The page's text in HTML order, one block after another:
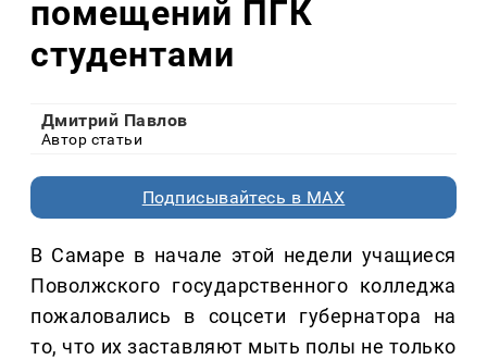
помещений ПГК
студентами
Дмитрий Павлов
Автор статьи
Подписывайтесь в MAX
В Самаре в начале этой недели учащиеся
Поволжского государственного колледжа
пожаловались в соцсети губернатора на
то, что их заставляют мыть полы не только